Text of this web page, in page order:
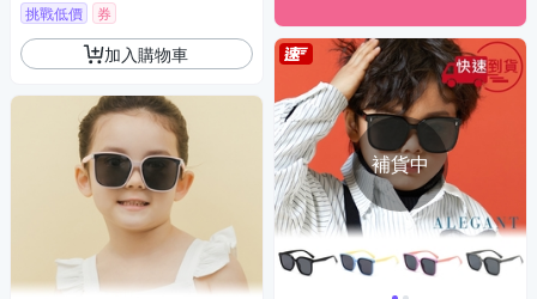
挑戰低價 券
加入購物車
補貨中